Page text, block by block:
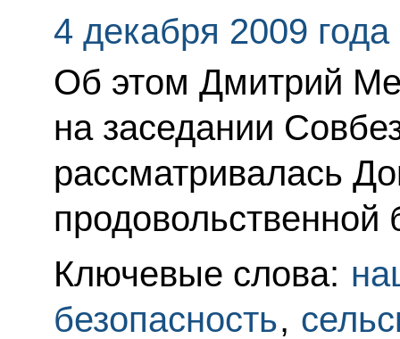
4 декабря 2009 года
Об этом Дмитрий
на заседании
рассматривалась
продовольственной
Ключевые слова:
безопасность,